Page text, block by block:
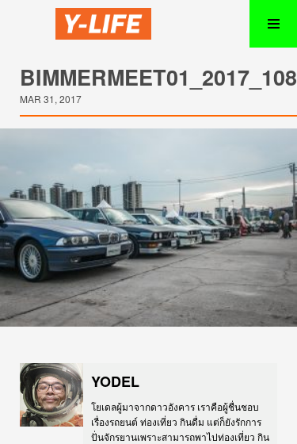
BIMMERMEET01_2017_108
MAR 31, 2017
YODEL
โยเดลผู้มาจากดาวอังคาร เราคือผู้ชื่นชอบ
เรื่องรถยนต์ ท่องเที่ยว กินดื่ม แต่ก็ยังรักการ
ปั่นจักรยานเพราะสามารถพาไปท่องเที่ยว กิน